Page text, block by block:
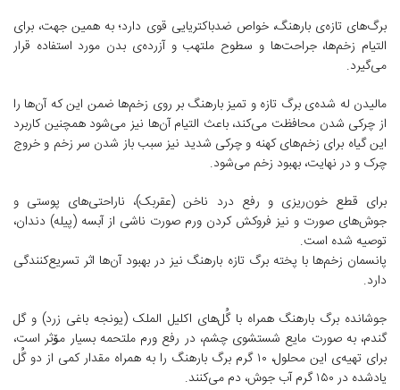
برگ‌های تازه‌ی بارهنگ، خواص ضدباکتریایی قوی دارد؛ به همین جهت، برای
التیام زخم‌ها، جراحت‌ها و سطوح ملتهب و آزرده‌ی بدن مورد استفاده قرار
می‌گیرد.
مالیدن له شده‌ی برگ تازه و تمیز بارهنگ بر روی زخم‌ها ضمن این که آن‌ها را
از چرکی شدن محافظت می‌کند، باعث التیام آن‌ها نیز می‌شود همچنین کاربرد
این گیاه برای زخم‌های کهنه و چرکی شدید نیز سبب باز شدن سر زخم و خروج
چرک و در نهایت، بهبود زخم می‌شود.
برای قطع خون‌ریزی و رفع درد ناخن (عقربک)، ناراحتی‌های پوستی و
جوش‌های صورت و نیز فروکش کردن ورم صورت ناشی از آبسه (پیله) دندان،
توصیه شده است.
پانسمان زخم‌ها با پخته برگ تازه بارهنگ نیز در بهبود آن‌ها اثر تسریع‌کنندگی
دارد.
جوشانده برگ بارهنگ همراه با گُل‌های اکلیل الملک (یونجه باغی زرد) و گل
گندم، به صورت مایع شستشوی چشم، در رفع ورم ملتحمه بسیار مۆثر است،
برای تهیه‌ی این محلول، ۱۰ گرم برگ بارهنگ را به همراه مقدار کمی از دو گُل
یادشده در ۱۵۰ گرم آب جوش، دم می‌کنند.